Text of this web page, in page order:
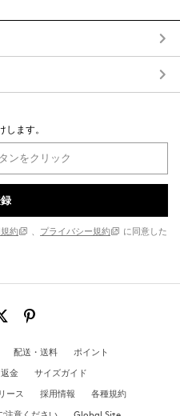
ます。
約 、 プライバシー規約
に同意した
配送・送料
ポイント
金
サイズガイド
ース 採用情報
各種規約